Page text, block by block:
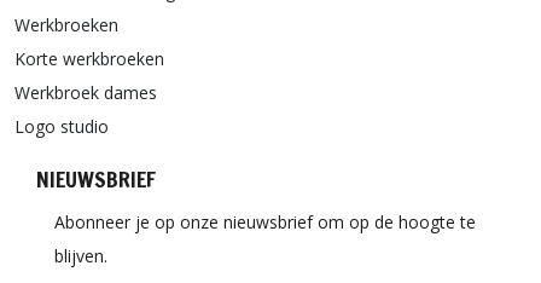
Werkbroeken
Korte werkbroeken
Werkbroek dames
Logo studio
NIEUWSBRIEF
Abonneer je op onze nieuwsbrief om op de hoogte te
blijven.